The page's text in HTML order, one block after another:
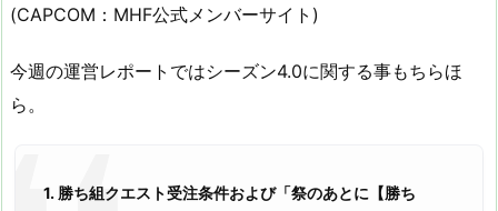
(CAPCOM：MHF公式メンバーサイト)
今週の運営レポートではシーズン4.0に関する事もちらほ
ら。
1. 勝ち組クエスト受注条件および「祭のあとに【勝ち